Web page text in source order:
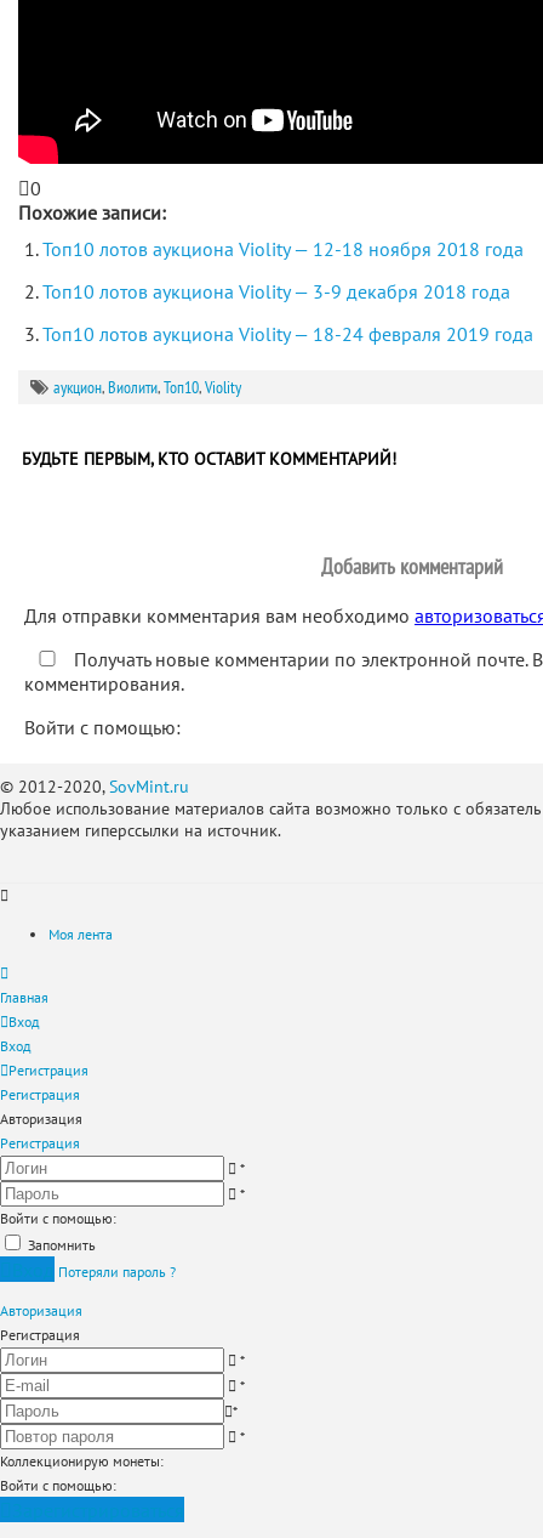
0
Похожие записи:
Топ10 лотов аукциона Violity — 12-18 ноября 2018 года
Топ10 лотов аукциона Violity — 3-9 декабря 2018 года
Топ10 лотов аукциона Violity — 18-24 февраля 2019 года
аукцион,Виолити,Топ10,Violity
БУДЬТЕ ПЕРВЫМ, КТО ОСТАВИТ КОММЕНТАРИЙ!
Добавить комментарий
Для отправки комментария вам необходимо
Получать новые комментарии по электронной почте.
комментирования.
Войти с помощью:
© 2012-2020,SovMint.ru
Любое использование материалов сайта возможно только с
указанием гиперссылки на источник.
Моя лента
Главная
Вход
Вход
Регистрация
Регистрация
Авторизация
Регистрация
*
*
Войти с помощью:
Запомнить
Потеряли пароль ?
Авторизация
Регистрация
*
*
*
*
Коллекционирую монеты:
Войти с помощью: